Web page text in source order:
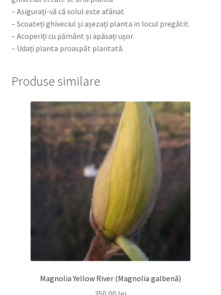
– Asigurați-vă că solul este afânat
– Scoateți ghiveciul și așezați planta in locul pregătit.
– Acoperiți cu pământ și apăsați ușor.
– Udați planta proaspăt plantată.
Produse similare
Magnolia Yellow River (Magnolia galbenă)